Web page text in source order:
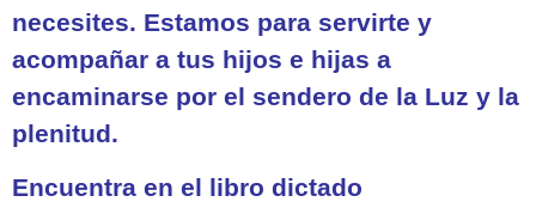
necesites. Estamos para servirte y
acompañar a tus hijos e hijas a
encaminarse por el sendero de la Luz y la
plenitud.
Encuentra en el libro dictado